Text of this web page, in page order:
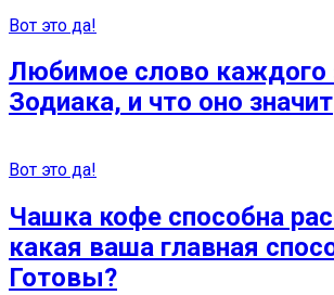
Вот это да!
Любимое слово каждого
Зодиака, и что оно значит
Вот это да!
Чашка кофе способна
какая ваша главная
Готовы?